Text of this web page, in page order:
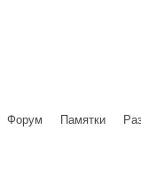
Форум Памятки